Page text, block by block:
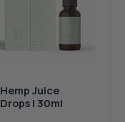
Hemp Juice
Drops | 30ml